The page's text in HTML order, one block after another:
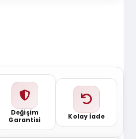
Değişim
Garantisi
Kolay İade